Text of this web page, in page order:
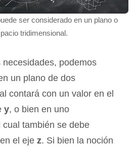
ser considerado en un plano o
tridimensional.
podemos
un plano de dos
contará con un valor en el
y, o bien en uno
también se debe
el eje z. Si bien la noción